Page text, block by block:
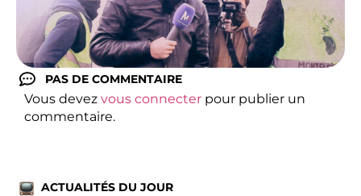
PAS DE COMMENTAIRE
Vous devez vous connecter pour publier un
commentaire.
ACTUALITÉS DU JOUR